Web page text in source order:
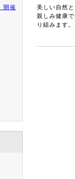
開催
美しい自然
親しみ健康
り組みます。